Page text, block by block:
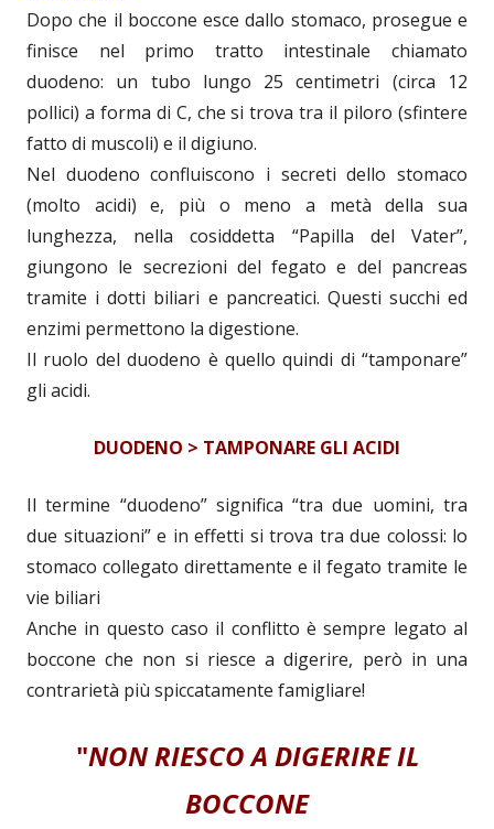
Dopo che il boccone esce dallo stomaco, prosegue e
finisce nel primo tratto intestinale chiamato
duodeno: un tubo lungo 25 centimetri (circa 12
pollici) a forma di C, che si trova tra il piloro (sfintere
fatto di muscoli) e il digiuno.
Nel duodeno confluiscono i secreti dello stomaco
(molto acidi) e, più o meno a metà della sua
lunghezza, nella cosiddetta “Papilla del Vater”,
giungono le secrezioni del fegato e del pancreas
tramite i dotti biliari e pancreatici. Questi succhi ed
enzimi permettono la digestione.
Il ruolo del duodeno è quello quindi di “tamponare”
gli acidi.
DUODENO > TAMPONARE GLI ACIDI
Il termine “duodeno” significa “tra due uomini, tra
due situazioni” e in effetti si trova tra due colossi: lo
stomaco collegato direttamente e il fegato tramite le
vie biliari
Anche in questo caso il conflitto è sempre legato al
boccone che non si riesce a digerire, però in una
contrarietà più spiccatamente famigliare!
"NON RIESCO A DIGERIRE IL
BOCCONE